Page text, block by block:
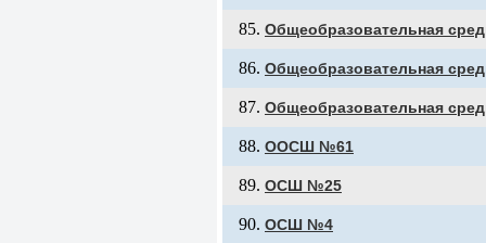
Общеобразовательная
Общеобразовательная
Общеобразовательная
ООСШ №61
ОСШ №25
ОСШ №4